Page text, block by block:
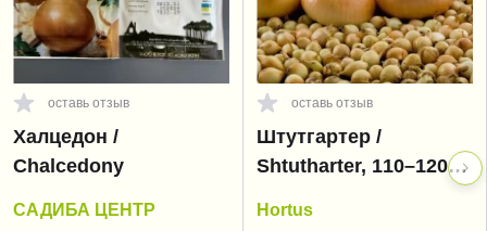
оставь отзыв
Халцедон /
Chalcedony
САДИБА ЦЕНТР
оставь отзыв
Штутгартер /
Shtutharter, 110–120
Hortus